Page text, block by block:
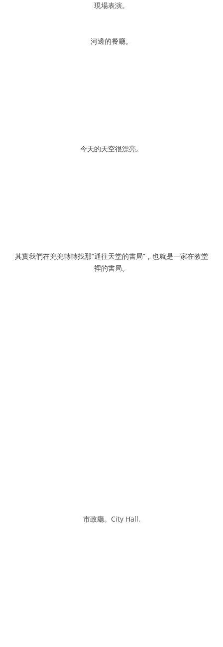
現場表演。
河邊的餐廳。
今天的天空很漂亮。
其實我們在兜兜轉轉找那“通往天堂的書局”，也就是一家在教堂
裡的書局。
市政廳。City Hall.